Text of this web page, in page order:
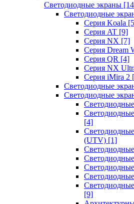
Светодиодные экраны
Светодиодные
Cерия Koala
Серия AT [9]
Серия NX [7]
Серия Dream
Серия QR [4]
Серия NX
Серия iMira 2
Светодиодные
Светодиодные
[4]
(UTV) [1]
[9]